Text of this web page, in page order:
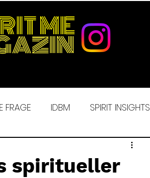
ME
FRAGE IDBM SPIRIT INSIGHTS
spiritueller